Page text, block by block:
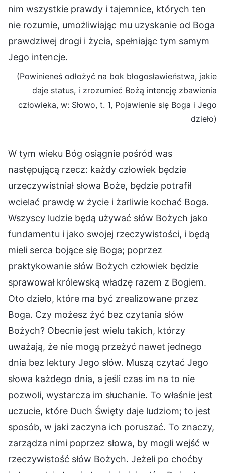
nim wszystkie prawdy i tajemnice, których ten
nie rozumie, umożliwiając mu uzyskanie od Boga
prawdziwej drogi i życia, spełniając tym samym
Jego intencje.
(Powinieneś odłożyć na bok błogosławieństwa, jakie
daje status, i zrozumieć Bożą intencję zbawienia
człowieka, w: Słowo, t. 1, Pojawienie się Boga i Jego
dzieło)
W tym wieku Bóg osiągnie pośród was
następującą rzecz: każdy człowiek będzie
urzeczywistniał słowa Boże, będzie potrafił
wcielać prawdę w życie i żarliwie kochać Boga.
Wszyscy ludzie będą używać słów Bożych jako
fundamentu i jako swojej rzeczywistości, i będą
mieli serca bojące się Boga; poprzez
praktykowanie słów Bożych człowiek będzie
sprawował królewską władzę razem z Bogiem.
Oto dzieło, które ma być zrealizowane przez
Boga. Czy możesz żyć bez czytania słów
Bożych? Obecnie jest wielu takich, którzy
uważają, że nie mogą przeżyć nawet jednego
dnia bez lektury Jego słów. Muszą czytać Jego
słowa każdego dnia, a jeśli czas im na to nie
pozwoli, wystarcza im słuchanie. To właśnie jest
uczucie, które Duch Święty daje ludziom; to jest
sposób, w jaki zaczyna ich poruszać. To znaczy,
zarządza nimi poprzez słowa, by mogli wejść w
rzeczywistość słów Bożych. Jeżeli po choćby